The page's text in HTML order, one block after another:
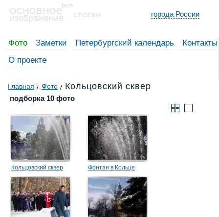
города России
Фото Заметки Петербургский календарь
Контакты
О проекте
Главная Фото Кольцовский сквер
подборка 10 фото
Кольцовский сквер Фонтан в Кольце